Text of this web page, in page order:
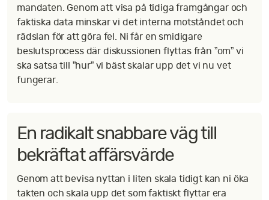
mandaten. Genom att visa på tidiga framgångar och
faktiska data minskar vi det interna motståndet och
rädslan för att göra fel. Ni får en smidigare
beslutsprocess där diskussionen flyttas från ”om” vi
ska satsa till ”hur” vi bäst skalar upp det vi nu vet
fungerar.
En radikalt snabbare väg till
bekräftat affärsvärde
Genom att bevisa nyttan i liten skala tidigt kan ni öka
takten och skala upp det som faktiskt flyttar era